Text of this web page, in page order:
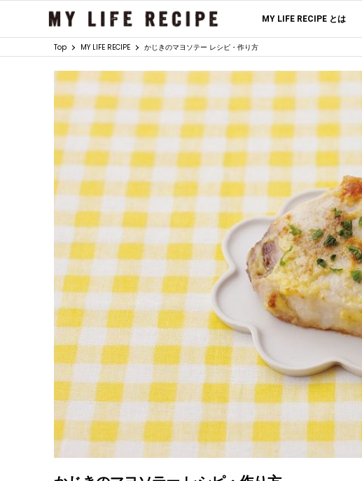
MY LIFE RECIPE とは
Top MY LIFE RECIPE かじきのマヨソテー レシピ・作り方